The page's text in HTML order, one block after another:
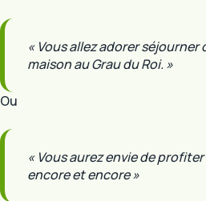
« Vous allez adorer séjourner
maison au Grau du Roi. »
Ou
« Vous aurez envie de
encore et encore »